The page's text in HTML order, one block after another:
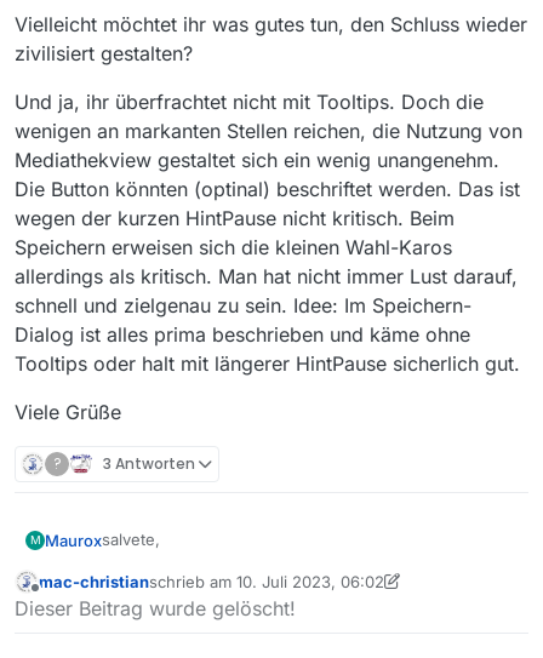
Vielleicht möchtet ihr was gutes tun, den Schluss wieder
zivilisiert gestalten?
Und ja, ihr überfrachtet nicht mit Tooltips. Doch die
wenigen an markanten Stellen reichen, die Nutzung von
Mediathekview gestaltet sich ein wenig unangenehm.
Die Button könnten (optinal) beschriftet werden. Das ist
wegen der kurzen HintPause nicht kritisch. Beim
Speichern erweisen sich die kleinen Wahl-Karos
allerdings als kritisch. Man hat nicht immer Lust darauf,
schnell und zielgenau zu sein. Idee: Im Speichern-
Dialog ist alles prima beschrieben und käme ohne
Tooltips oder halt mit längerer HintPause sicherlich gut.
Viele Grüße
? 3 Antworten
M Mauroxsalvete,
die e-mail hat irgendwie Prozessprobleme. So
entdeckte ich das Forum.
Offline
mac-christianschrieb am 10. Juli 2023, 06:02
zuletzt editiert von mac-christian7. Okt. 2023, 08:02
Dieser Beitrag wurde gelöscht!